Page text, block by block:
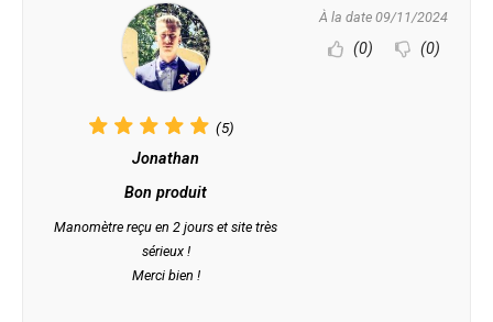
(5)
Jonathan
Bon produit
Manomètre reçu en 2 jours et site très
sérieux !
Merci bien !
À la date 09/11/2024
(0) (0)